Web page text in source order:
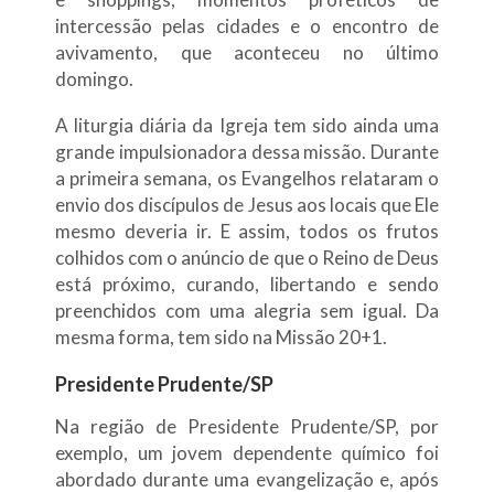
intercessão pelas cidades e o encontro de
avivamento, que aconteceu no último
domingo.
A liturgia diária da Igreja tem sido ainda uma
grande impulsionadora dessa missão. Durante
a primeira semana, os Evangelhos relataram o
envio dos discípulos de Jesus aos locais que Ele
mesmo deveria ir. E assim, todos os frutos
colhidos com o anúncio de que o Reino de Deus
está próximo, curando, libertando e sendo
preenchidos com uma alegria sem igual. Da
mesma forma, tem sido na Missão 20+1.
Presidente Prudente/SP
Na região de Presidente Prudente/SP, por
exemplo, um jovem dependente químico foi
abordado durante uma evangelização e, após